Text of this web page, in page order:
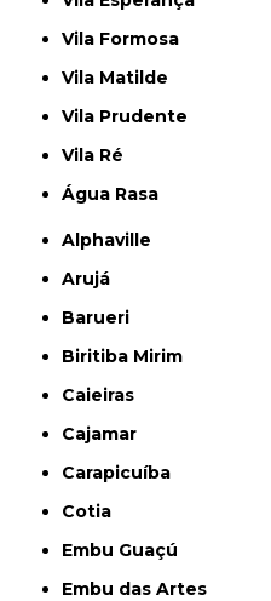
Vila Formosa
Vila Matilde
Vila Prudente
Vila Ré
Água Rasa
Alphaville
Arujá
Barueri
Biritiba Mirim
Caieiras
Cajamar
Carapicuíba
Cotia
Embu Guaçú
Embu das Artes